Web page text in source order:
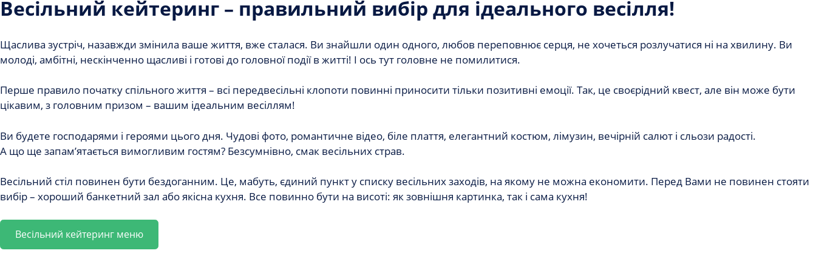
Весільний кейтеринг – правильний вибір для ідеального весілля!
Щаслива зустріч, назавжди змінила ваше життя, вже сталася. Ви знайшли один одного, любов переповнює серця, не хочеться розлучатися ні на хвилину. Ви
молоді, амбітні, нескінченно щасливі і готові до головної події в житті! І ось тут головне не помилитися.
Перше правило початку спільного життя – всі передвесільні клопоти повинні приносити тільки позитивні емоції. Так, це своєрідний квест, але він може бути
цікавим, з головним призом – вашим ідеальним весіллям!
Ви будете господарями і героями цього дня. Чудові фото, романтичне відео, біле плаття, елегантний костюм, лімузин, вечірній салют і сльози радості.
А що ще запам’ятається вимогливим гостям? Безсумнівно, смак весільних страв.
Весільний стіл повинен бути бездоганним. Це, мабуть, єдиний пункт у списку весільних заходів, на якому не можна економити. Перед Вами не повинен стояти
вибір – хороший банкетний зал або якісна кухня. Все повинно бути на висоті: як зовнішня картинка, так і сама кухня!
Весільний кейтеринг меню